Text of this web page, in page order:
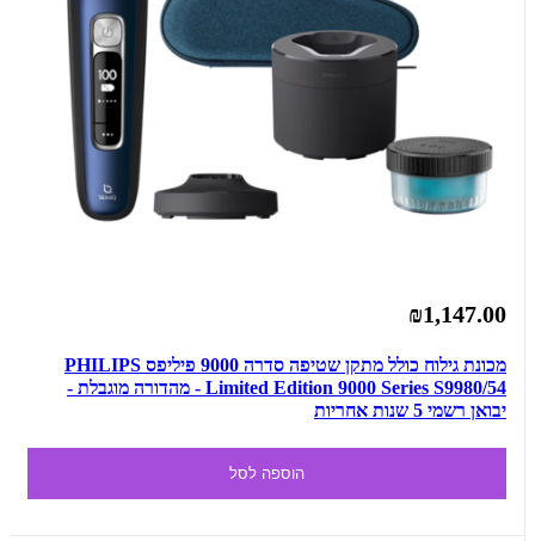
₪1,147.00
מכונת גילוח כולל מתקן שטיפה סדרה 9000 פיליפס PHILIPS
Limited Edition 9000 Series S9980/54 - מהדורה מוגבלת -
יבואן רשמי 5 שנות אחריות
הוספה לסל